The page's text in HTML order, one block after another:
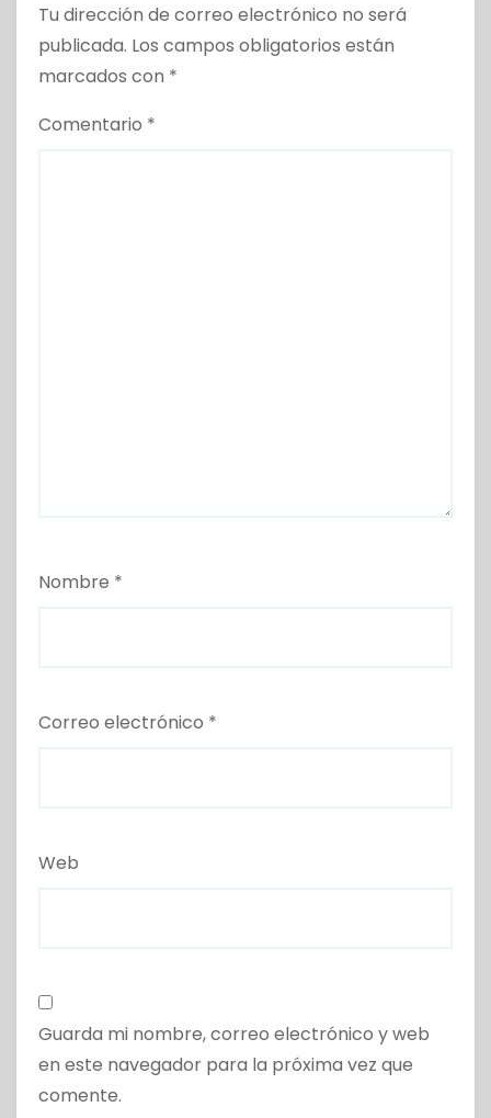
Tu dirección de correo electrónico no será
publicada. Los campos obligatorios están
marcados con *
Comentario *
Nombre *
Correo electrónico *
Web
Guarda mi nombre, correo electrónico y web
en este navegador para la próxima vez que
comente.